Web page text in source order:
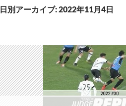
日別アーカイブ: 2022年11月4日